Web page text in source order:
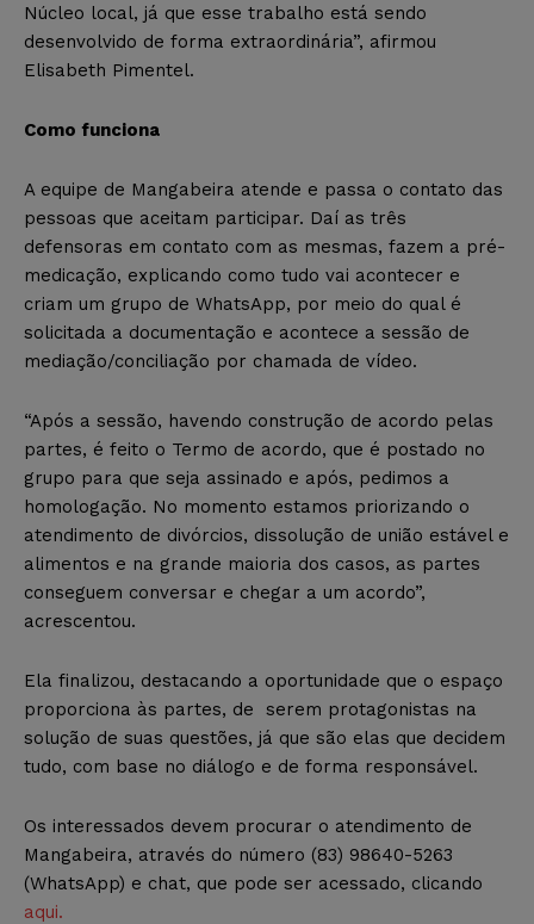
Núcleo local, já que esse trabalho está sendo
desenvolvido de forma extraordinária”, afirmou
Elisabeth Pimentel.
Como funciona
A equipe de Mangabeira atende e passa o contato das
pessoas que aceitam participar. Daí as três
defensoras em contato com as mesmas, fazem a pré-
medicação, explicando como tudo vai acontecer e
criam um grupo de WhatsApp, por meio do qual é
solicitada a documentação e acontece a sessão de
mediação/conciliação por chamada de vídeo.
“Após a sessão, havendo construção de acordo pelas
partes, é feito o Termo de acordo, que é postado no
grupo para que seja assinado e após, pedimos a
homologação. No momento estamos priorizando o
atendimento de divórcios, dissolução de união estável e
alimentos e na grande maioria dos casos, as partes
conseguem conversar e chegar a um acordo”,
acrescentou.
Ela finalizou, destacando a oportunidade que o espaço
proporciona às partes, de serem protagonistas na
solução de suas questões, já que são elas que decidem
tudo, com base no diálogo e de forma responsável.
Os interessados devem procurar o atendimento de
Mangabeira, através do número (83) 98640-5263
(WhatsApp) e chat, que pode ser acessado, clicando
aqui.